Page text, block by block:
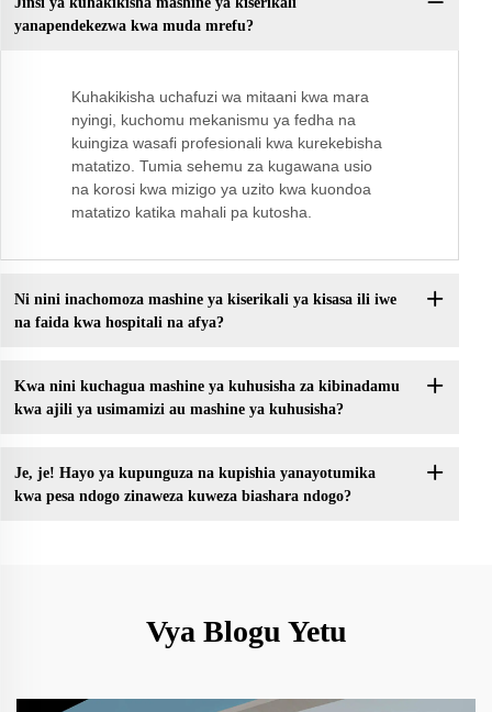
yanapendekezwa kwa muda mrefu?
Kuhakikisha uchafuzi wa mitaani kwa mara
nyingi, kuchomu mekanismu ya fedha na
kuingiza wasafi profesionali kwa kurekebisha
matatizo. Tumia sehemu za kugawana usio
na korosi kwa mizigo ya uzito kwa kuondoa
matatizo katika mahali pa kutosha.
Ni nini inachomoza mashine ya kiserikali ya kisasa ili iwe
na faida kwa hospitali na afya?
Kwa nini kuchagua mashine ya kuhusisha za kibinadamu
kwa ajili ya usimamizi au mashine ya kuhusisha?
Je, je! Hayo ya kupunguza na kupishia yanayotumika
kwa pesa ndogo zinaweza kuweza biashara ndogo?
Vya Blogu Yetu